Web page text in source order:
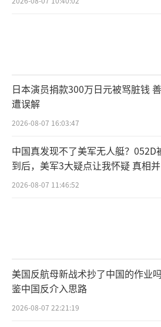
日本演员捐款300万日元被骂脏钱
遭误解
2026-08-07 16:03:47
中国真发现不了美军无人艇？052D
到后，美军3大疑点让我怀疑 真相
如此
2026-08-07 11:46:52
美国反航母新战术抄了中国的作业
鉴中国反介入思路
2026-08-07 22:21:19